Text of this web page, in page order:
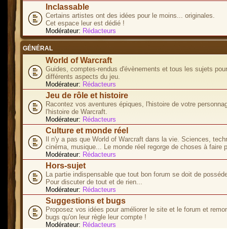
Inclassable
Certains artistes ont des idées pour le moins... originales.
Cet espace leur est dédié !
Modérateur: Rédacteurs
GÉNÉRAL
World of Warcraft
Guides, comptes-rendus d'évènements et tous les sujets
différents aspects du jeu.
Modérateur: Rédacteurs
Jeu de rôle et histoire
Racontez vos aventures épiques, l'histoire de votre
l'histoire de Warcraft.
Modérateur: Rédacteurs
Culture et monde réel
Il n'y a pas que World of Warcraft dans la vie. Sciences,
cinéma, musique... Le monde réel regorge de choses à faire
Modérateur: Rédacteurs
Hors-sujet
La partie indispensable que tout bon forum se doit de
Pour discuter de tout et de rien...
Modérateur: Rédacteurs
Suggestions et bugs
Proposez vos idées pour améliorer le site et le forum et
bugs qu'on leur règle leur compte !
Modérateur: Rédacteurs